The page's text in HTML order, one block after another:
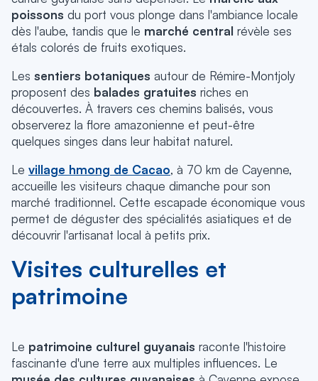
poissons du port vous plonge dans l'ambiance locale
dès l'aube, tandis que le marché central révèle ses
étals colorés de fruits exotiques.
Les sentiers botaniques autour de Rémire-Montjoly
proposent des balades gratuites riches en
découvertes. À travers ces chemins balisés, vous
observerez la flore amazonienne et peut-être
quelques singes dans leur habitat naturel.
Le village hmong de Cacao, à 70 km de Cayenne,
accueille les visiteurs chaque dimanche pour son
marché traditionnel. Cette escapade économique vous
permet de déguster des spécialités asiatiques et de
découvrir l'artisanat local à petits prix.
Visites culturelles et
patrimoine
Le patrimoine culturel guyanais raconte l'histoire
fascinante d'une terre aux multiples influences. Le